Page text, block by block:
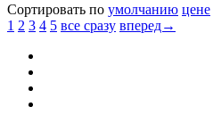
Сортировать по умолчанию цене
1 2 3 4 5 все сразу вперед→